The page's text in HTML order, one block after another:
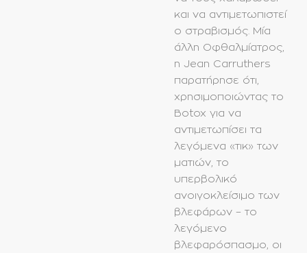
και να αντιμετωπιστεί
ο στραβισμός. Μία
άλλη Oφθαλμίατρος,
η Jean Carruthers
παρατήρησε ότι,
χρησιμοποιώντας το
Botox για να
αντιμετωπίσει τα
λεγόμενα «τικ» των
ματιών, το
υπερβολικό
ανοιγοκλείσιμο των
βλεφάρων – το
λεγόμενο
βλεφαρόσπασμο, οι